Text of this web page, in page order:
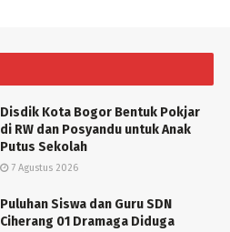
Disdik Kota Bogor Bentuk Pokjar
di RW dan Posyandu untuk Anak
Putus Sekolah
7 Agustus 2026
Puluhan Siswa dan Guru SDN
Ciherang 01 Dramaga Diduga